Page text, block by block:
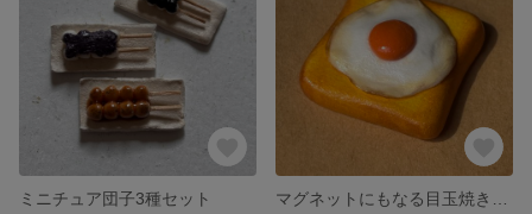
ミニチュア団子3種セット